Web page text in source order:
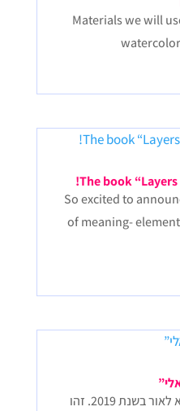
Materials we will
The book
So excited to
of meaning-
“מסעות ביומן הוויזואלי” יצא לאור בשנת 2019. זהו